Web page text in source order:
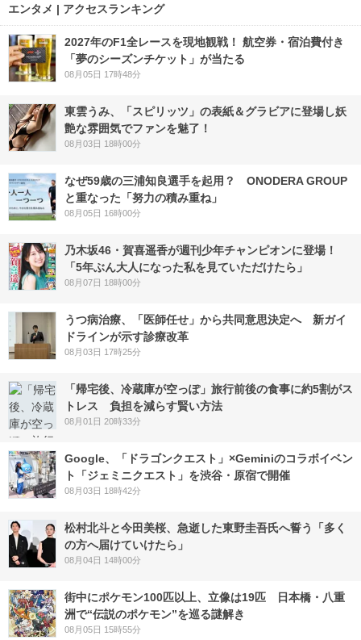
エンタメ | アクセスランキング
2027年のF1全レースを現地観戦！ 航空券・宿泊費付き
「夢のシーズンチケット」が当たる
08月05日 17時48分
東雲うみ、「スピリッツ」の表紙＆グラビアに登場し妖
艶な雰囲気でファンを魅了！
08月03日 18時00分
なぜ59歳の三浦知良選手を起用？ ONODERA GROUP
と重なった「努力の積み重ね」
08月05日 16時00分
乃木坂46・賀喜遥香が週刊少年チャンピオンに登場！
「5年ぶん大人になった私を見ていただけたら」
08月07日 18時00分
うつ病治療、「医師任せ」から共同意思決定へ 新ガイ
ドラインが示す診療改革
08月03日 17時25分
「帰宅後、冷蔵庫が空っぽ」旅行前後の食事に約5割がス
トレス 負担を減らす賢い方法
08月01日 20時33分
Google、「ドラゴンクエスト」×Geminiのコラボイベン
ト「ジェミニクエスト」を渋谷・原宿で開催
08月03日 18時42分
松村北斗と今田美桜、急逝した東野圭吾氏へ誓う「多く
の方へ届けていけたら」
08月04日 14時00分
街中にポケモン100匹以上、立像は19匹 日本橋・八重
洲で“伝説のポケモン”を巡る謎解き
08月05日 15時55分